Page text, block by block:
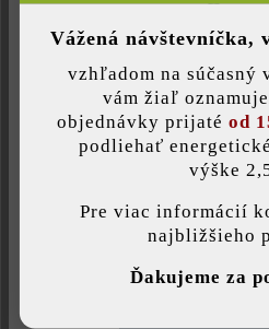
Pridať do zoznamu želaní
Tlač stránky
Opis
Uložiť individuálne nastavenie
Táto webová stránka používa
Vážená návštevníčka,
vzhľadom na súčasný
vám žiaľ
objednávky prijaté od
podliehať
výške
Pre viac informácií
najbližšieho
Ďakujeme za